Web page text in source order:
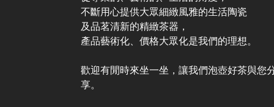
不斷用心提供大眾細緻風雅的生活陶瓷
及品茗清新的精緻茶器，
產品藝術化、價格大眾化是我們的理想。
歡迎有閒時來坐一坐，讓我們泡壺好茶與您
享。